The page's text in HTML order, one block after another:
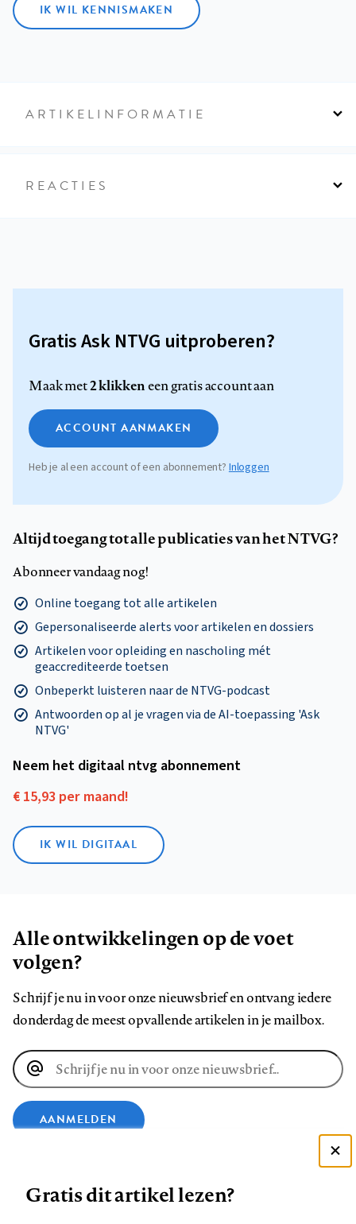
IK WIL KENNISMAKEN
ARTIKELINFORMATIE
REACTIES
Gratis Ask NTVG uitproberen?
Maak met2 klikkeneen gratis account aan
ACCOUNT AANMAKEN
Heb je al een account of een abonnement?Inloggen
Altijd toegang tot alle publicaties van het NTVG?
Abonneer vandaag nog!
Online toegang tot alle artikelen
Gepersonaliseerde alerts voor artikelen en dossiers
Artikelen voor opleiding en nascholing mét
geaccrediteerde toetsen
Onbeperkt luisteren naar de NTVG-podcast
Antwoorden op al je vragen via de AI-toepassing 'Ask
NTVG'
Neem het digitaal ntvg abonnement
€ 15,93 per maand!
IK WIL DIGITAAL
Alle ontwikkelingen op de voet
volgen?
Schrijf je nu in voor onze nieuwsbrief en ontvang iedere
donderdag de meest opvallende artikelen in je mailbox.
E-
mailadres
AANMELDEN
Zie onze cookie policy
Gratis dit artikel lezen?